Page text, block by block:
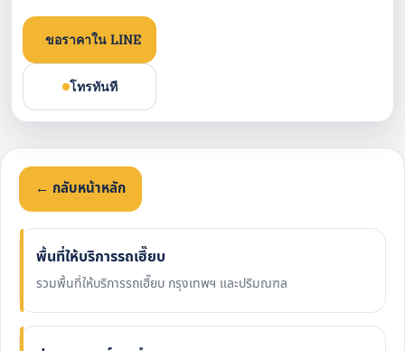
ขอราคาใน LINE
โทรทันที
← กลับหน้าหลัก
พื้นที่ให้บริการรถเฮี๊ยบ
รวมพื้นที่ให้บริการรถเฮี๊ยบ กรุงเทพฯ และปริมณฑล